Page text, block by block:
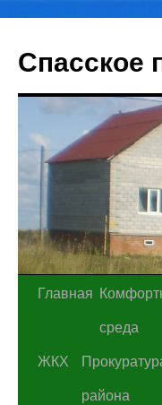
Спасское
Перейти
содержимому
Главная
среда
ЖКХ
района